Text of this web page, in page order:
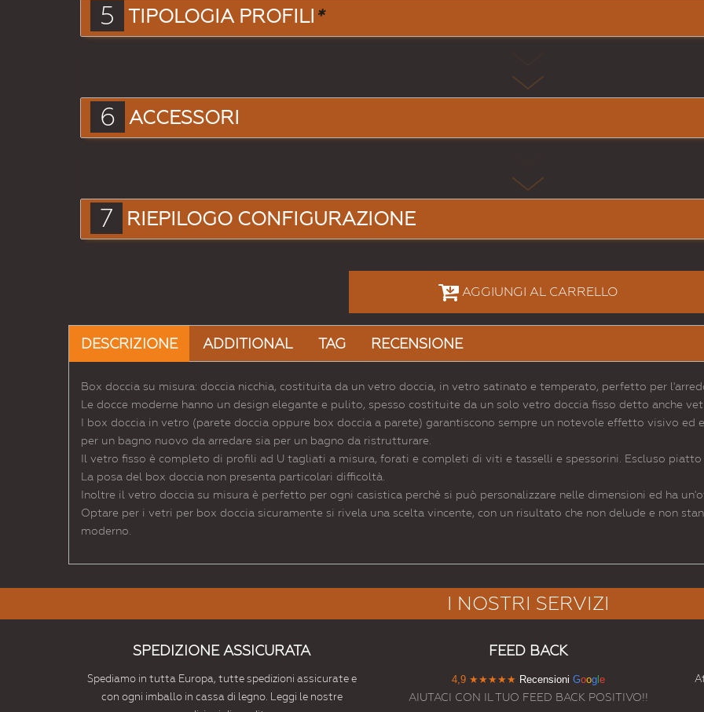
5 TIPOLOGIA PROFILI *
6 ACCESSORI
7 RIEPILOGO CONFIGURAZIONE
AGGIUNGI AL CARRELLO
DESCRIZIONE ADDITIONAL TAG RECENSIONE
Box doccia su misura: doccia nicchia, costituita da un vetro doccia, in vetro satinato e temperato, perfetto per
Le docce moderne hanno un design elegante e pulito, spesso costituite da un solo vetro doccia fisso detto anche
I box doccia in vetro (parete doccia oppure box doccia a parete) garantiscono sempre un notevole effetto visivo ed
per un bagno nuovo da arredare sia per un bagno da ristrutturare.
Il vetro fisso è completo di profili ad U tagliati a misura, forati e completi di viti e tasselli e spessorini. Escluso piatto
La posa del box doccia non presenta particolari difficoltà.
Inoltre il vetro doccia su misura è perfetto per ogni casistica perchè si può personalizzare nelle dimensioni ed ha
Optare per i vetri per box doccia sicuramente si rivela una scelta vincente, con un risultato che non delude e non
moderno.
I NOSTRI SERVIZI
SPEDIZIONE ASSICURATA
Spediamo in tutta Europa, tutte spedizioni assicurate e
con ogni imballo in cassa di legno. Leggi le nostre
FEED BACK
4,9 ★★★★★ Recensioni Googl e
AIUTACI CON IL TUO FEED BACK POSITIVO!!